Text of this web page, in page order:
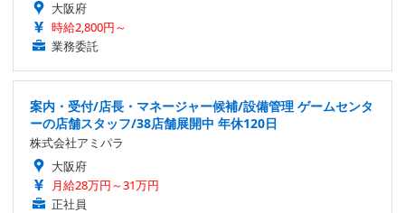
大阪府
時給2,800円～
業務委託
案内・受付/店長・マネージャー候補/設備管理 ゲームセンタ
ーの店舗スタッフ/38店舗展開中 年休120日
株式会社アミパラ
大阪府
月給28万円～31万円
正社員